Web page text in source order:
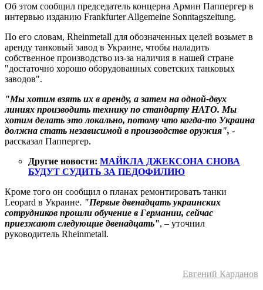
Об этом сообщил председатель концерна Армин Паппергер в
интервью изданию Frankfurter Allgemeine Sonntagszeitung.
По его словам, Rheinmetall для обозначенных целей возьмет в
аренду танковый завод в Украине, чтобы наладить
собственное производство из-за наличия в нашей стране
"достаточно хорошо оборудованных советских танковых
заводов".
"Мы хотим взять их в аренду, а затем на одной-двух
линиях производить технику по стандарту НАТО. Мы
хотим делать это локально, потому что когда-то Украина
должна стать независимой в производстве оружия", -
рассказал Паппергер.
Другие новости: МАЙКЛА ДЖЕКСОНА СНОВА
БУДУТ СУДИТЬ ЗА ПЕДОФИЛИЮ
Кроме того он сообщил о планах ремонтировать танки
Leopard в Украине. "Первые двенадцать украинских
сотрудников прошли обучение в Германии, сейчас
приезжают следующие двенадцать", – уточнил
руководитель Rheinmetall.
Евгений Карданов